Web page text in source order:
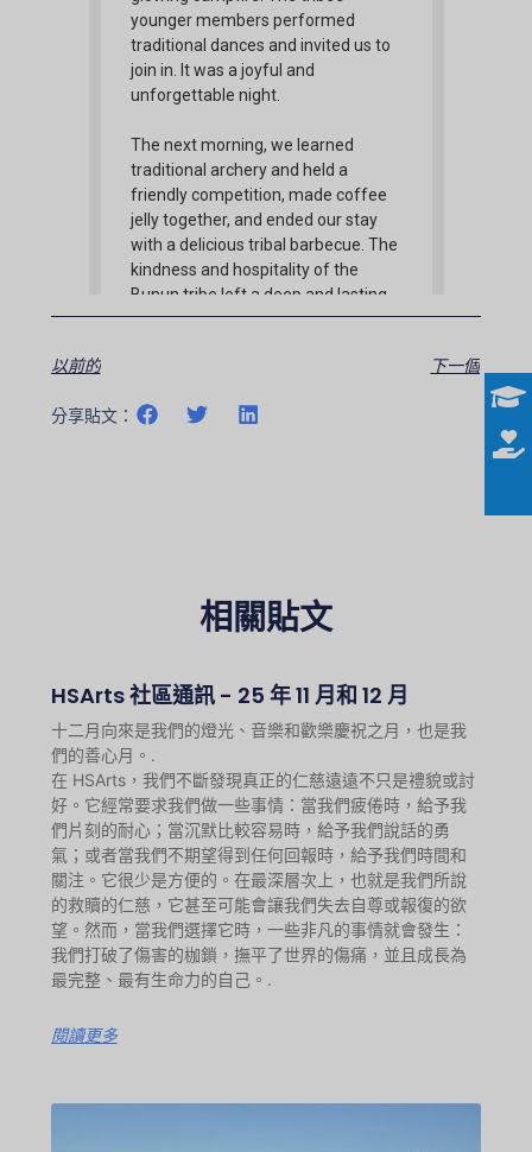
以前的 下一個
分享貼文：
相關貼文
HSArts 社區通訊 - 25 年 11 月和 12 月
十二月向來是我們的燈光、音樂和歡樂慶祝之月，也是我
們的善心月。.
在 HSArts，我們不斷發現真正的仁慈遠遠不只是禮貌或討
好。它經常要求我們做一些事情：當我們疲倦時，給予我
們片刻的耐心；當沉默比較容易時，給予我們說話的勇
氣；或者當我們不期望得到任何回報時，給予我們時間和
關注。它很少是方便的。在最深層次上，也就是我們所說
的救贖的仁慈，它甚至可能會讓我們失去自尊或報復的欲
望。然而，當我們選擇它時，一些非凡的事情就會發生：
我們打破了傷害的枷鎖，撫平了世界的傷痛，並且成長為
最完整、最有生命力的自己。.
閱讀更多